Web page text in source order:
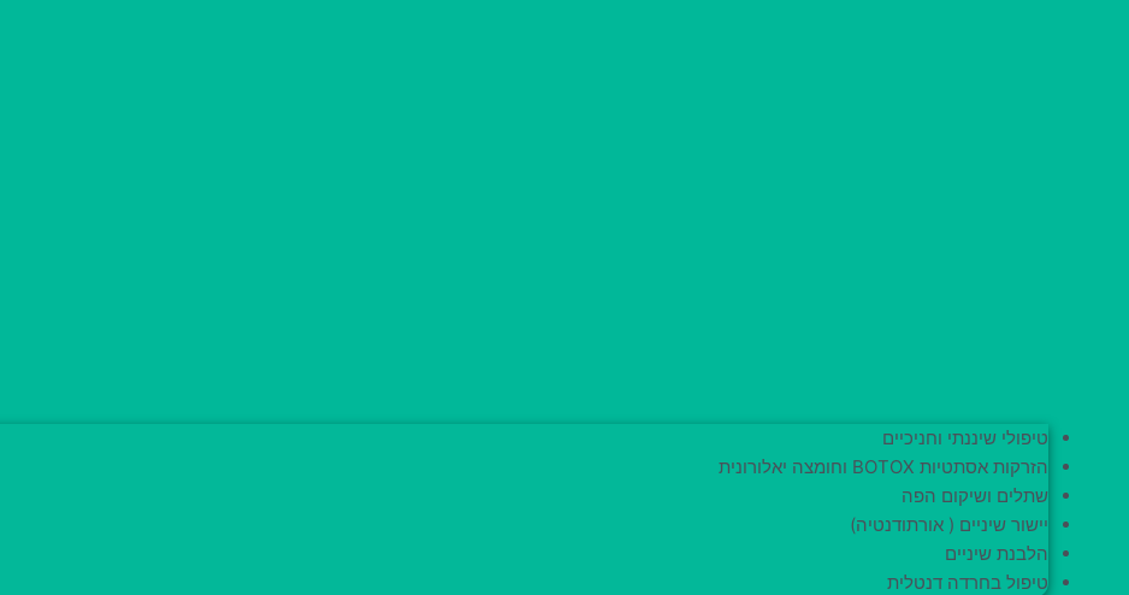
טיפולי שיננתי וחניכיים​
הזרקות אסתטיות BOTOX וחומצה יאלורונית
שתלים ושיקום הפה
יישור שיניים ( אורתודנטיה)
הלבנת שיניים
טיפול בחרדה דנטלית